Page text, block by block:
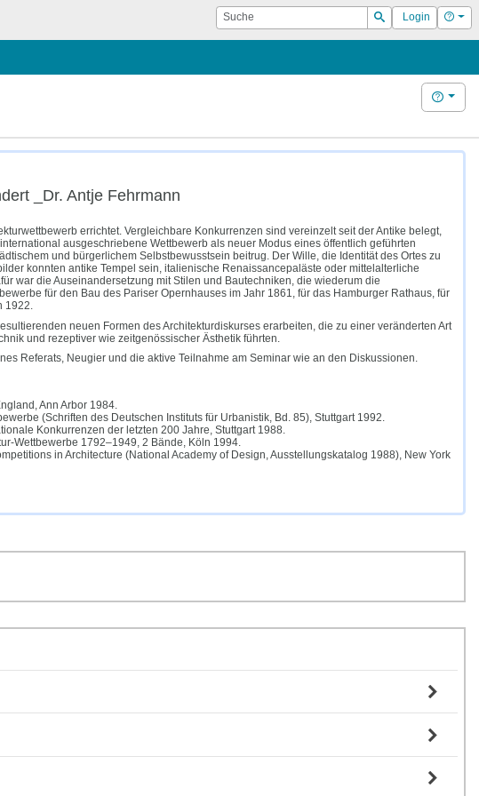
Suche
Suchen
Login Hilfe
Hilfe
_Dr. Antje Fehrmann
errichtet. Vergleichbare Konkurrenzen sind vereinzelt seit der Antike belegt,
ausgeschriebene Wettbewerb als neuer Modus eines öffentlich geführten
und bürgerlichem Selbstbewusstsein beitrug. Der Wille, die Identität des Ortes zu
konnten antike Tempel sein, italienische Renaissancepaläste oder mittelalterliche
war die Auseinandersetzung mit Stilen und Bautechniken, die wiederum die
für den Bau des Pariser Opernhauses im Jahr 1861, für das Hamburger Rathaus, für
1922.
neuen Formen des Architekturdiskurses erarbeiten, die zu einer veränderten Art
und rezeptiver wie zeitgenössischer Ästhetik führten.
Referats, Neugier und die aktive Teilnahme am Seminar wie an den Diskussionen.
Ann Arbor 1984.
(Schriften des Deutschen Instituts für Urbanistik, Bd. 85), Stuttgart 1992.
Konkurrenzen der letzten 200 Jahre, Stuttgart 1988.
Wettbewerbe 1792–1949, 2 Bände, Köln 1994.
in Architecture (National Academy of Design, Ausstellungskatalog 1988), New York